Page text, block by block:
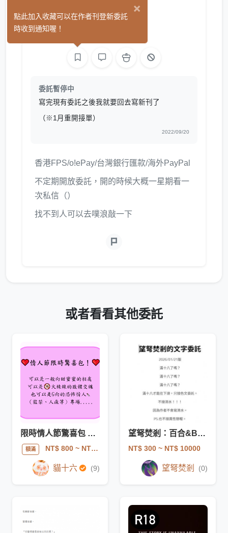
阿游 (0)
委託暫停中
寫完現有委託之後我就要回去寫新刊了
（※1月重開接單）
2022/09/20
香港FPS/o!ePay/台灣銀行匯款/海外PayPal
不定期開放委託，開的時候大概一星期看一
次私信（）
找不到人可以去噗浪敲一下
或者看看其他委託
限時情人節驚喜包 可R18或G向
額滿 NT$ 800~ NT$ 1600
貓十六 (9)
望弩焚剎：百合&BLR18(G)文／角色設計／世界觀設計
NT$ 300 ~ NT$ 10000
望弩焚剎 (0)
×
點此加入收藏可以在作者刊登新委託
時收到通知喔！